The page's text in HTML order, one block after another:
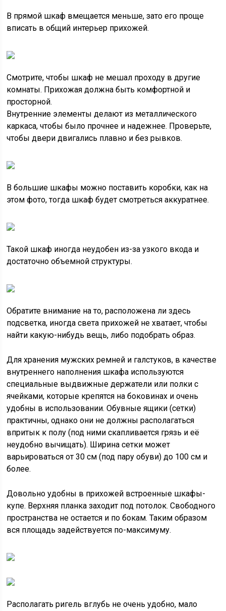
В прямой шкаф вмещается меньше, зато его проще
вписать в общий интерьер прихожей.
Смотрите, чтобы шкаф не мешал проходу в другие
комнаты. Прихожая должна быть комфортной и
просторной.
Внутренние элементы делают из металлического
каркаса, чтобы было прочнее и надежнее. Проверьте,
чтобы двери двигались плавно и без рывков.
В большие шкафы можно поставить коробки, как на
этом фото, тогда шкаф будет смотреться аккуратнее.
Такой шкаф иногда неудобен из-за узкого вкода и
достаточно объемной структуры.
Обратите внимание на то, расположена ли здесь
подсветка, иногда света прихожей не хватает, чтобы
найти какую-нибудь вещь, либо подобрать образ.
Для хранения мужских ремней и галстуков, в качестве
внутреннего наполнения шкафа используются
специальные выдвижные держатели или полки с
ячейками, которые крепятся на боковинах и очень
удобны в использовании. Обувные ящики (сетки)
практичны, однако они не должны располагаться
впритык к полу (под ними скапливается грязь и её
неудобно вычищать). Ширина сетки может
варьироваться от 30 см (под пару обуви) до 100 см и
более.
Довольно удобны в прихожей встроенные шкафы-
купе. Верхняя планка заходит под потолок. Свободного
пространства не остается и по бокам. Таким образом
вся площадь задействуется по-максимуму.
Располагать ригель вглубь не очень удобно, мало